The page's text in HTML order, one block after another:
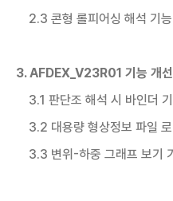
2.3 콘형 롤피어싱 해석 기능
3. AFDEX_V23R01 기능 개선
3.1 판단조 해석 시 바인더
3.2 대용량 형상정보 파일 로
3.3 변위-하중 그래프 보기